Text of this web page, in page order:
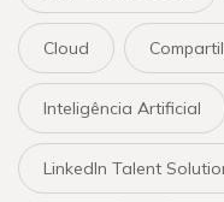
Cloud
Inteligência Artificial
LinkedIn Talent